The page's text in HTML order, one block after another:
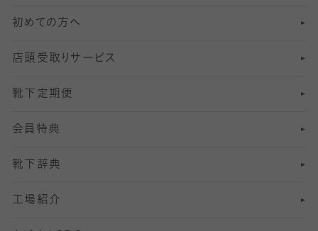
8 分丈 レギンス
10分丈 レギンス
12分丈レギンス
13分丈レギンス
ロングホーズ
ヨガソックス・靴下
スポーツ用レッグウォーマー
SSサイズ（21～23cm）
Sサイズ（22～25cm）
Mサイズ（25～27cm）
Lサイズ（27～29cm）
冷えとり靴下
着圧・加圧タイツ
むくみ対策
足の疲れ対策
足の臭い対策
冷え対策
初めての方へ
店頭受取りサービス
靴下定期便
会員特典
靴下辞典
工場紹介